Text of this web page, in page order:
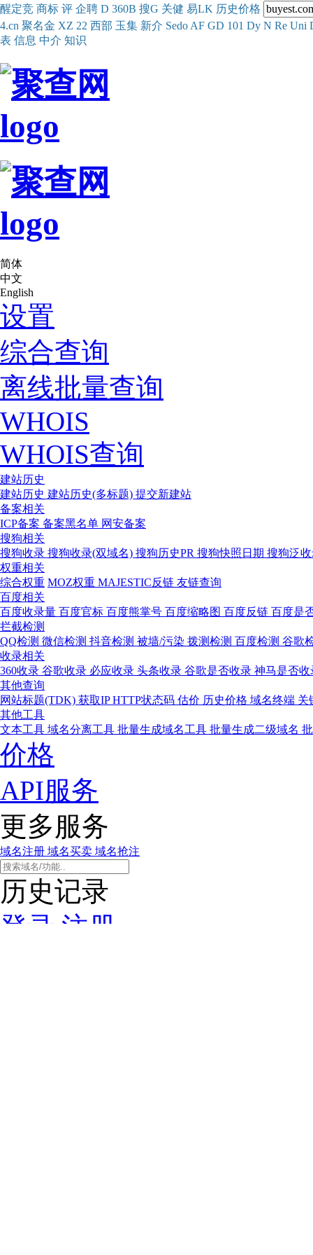
醒定竞 商标 评 企聘 D 360B 搜G 关健 易LK 历史价格
4.cn 聚名金 XZ 22 西部 玉集 新介 Sedo AF GD 101 Dy N Re Uni
表 信息 中介 知识